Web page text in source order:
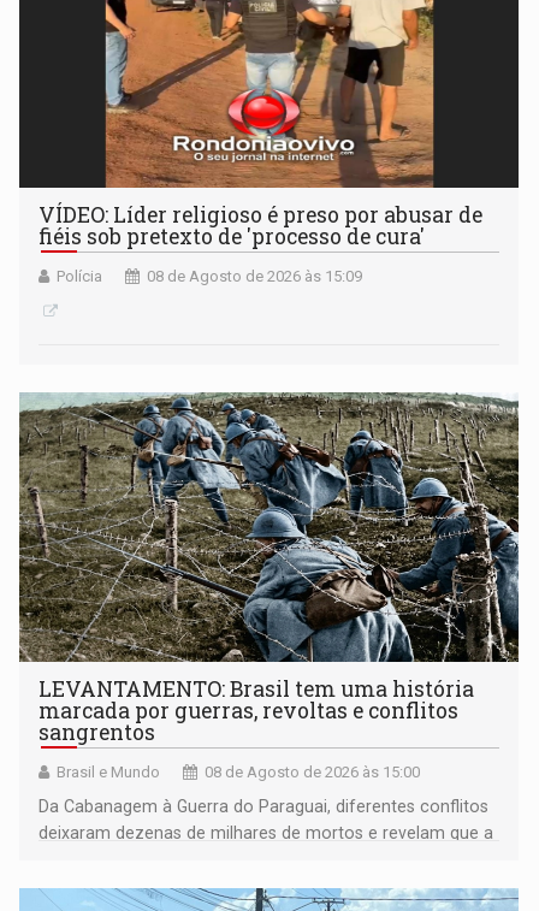
VÍDEO: Líder religioso é preso por abusar de
fiéis sob pretexto de 'processo de cura'
Polícia 08 de Agosto de 2026 às 15:09
LEVANTAMENTO: Brasil tem uma história
marcada por guerras, revoltas e conflitos
sangrentos
Brasil e Mundo 08 de Agosto de 2026 às 15:00
Da Cabanagem à Guerra do Paraguai, diferentes conflitos
deixaram dezenas de milhares de mortos e revelam que a
territoriais e sociais